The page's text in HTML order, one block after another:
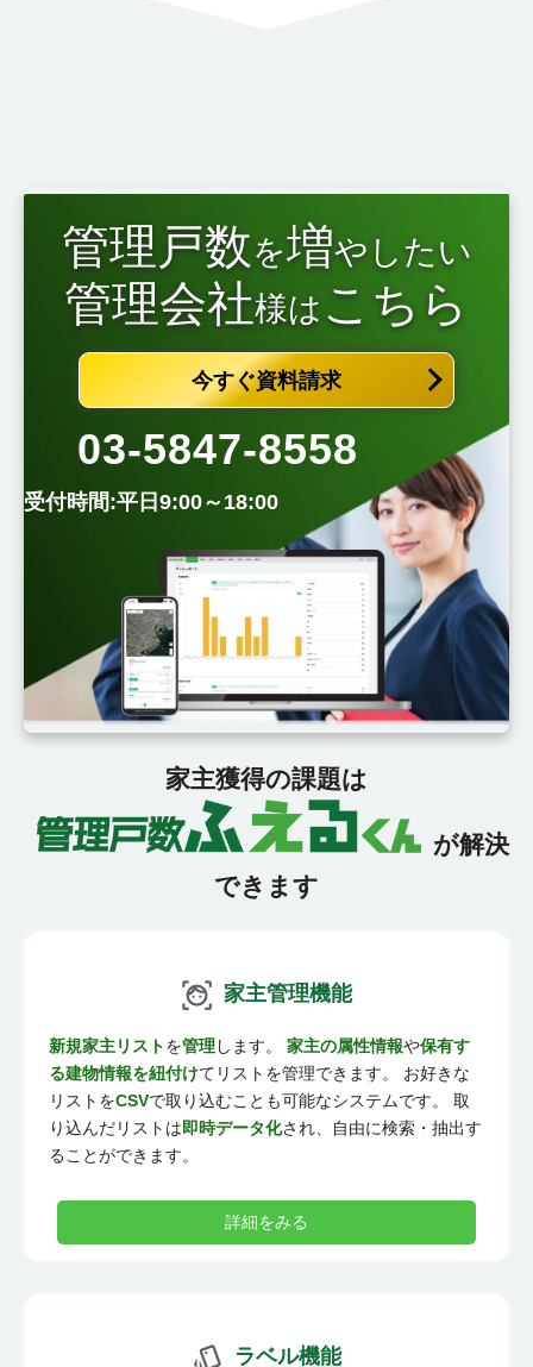
管理戸数を増やしたい
管理会社様は こちら
今すぐ資料請求
03-5847-8558
受付時間:平日9:00～18:00
家主獲得の課題は
が解決
できます
家主管理機能
新規家主リストを管理します。 家主の属性情報や保有す
る建物情報を紐付けてリストを管理できます。 お好きな
リストをCSVで取り込むことも可能なシステムです。 取
り込んだリストは即時データ化され、自由に検索・抽出す
ることができます。
詳細をみる
ラベル機能